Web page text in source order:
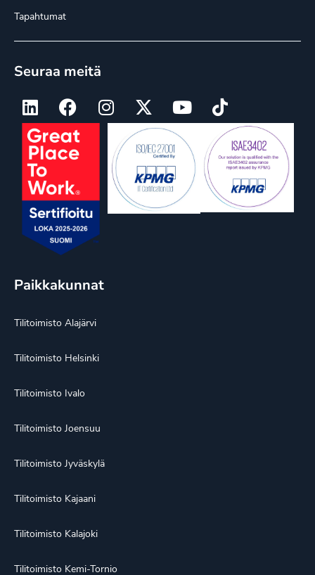
Tapahtumat
Seuraa meitä
Paikkakunnat
Tilitoimisto Alajärvi
Tilitoimisto Helsinki
Tilitoimisto Ivalo
Tilitoimisto Joensuu
Tilitoimisto Jyväskylä
Tilitoimisto Kajaani
Tilitoimisto Kalajoki
Tilitoimisto Kemi-Tornio